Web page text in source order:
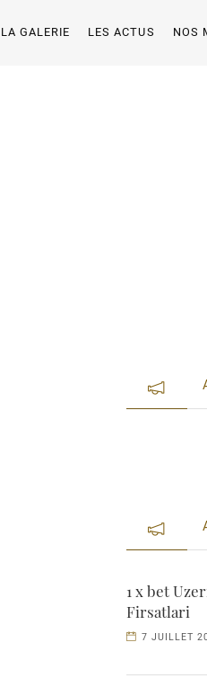
LA GALERIE LES ACTUS NOS
1 x bet
Firsatlari
7 JUILLET